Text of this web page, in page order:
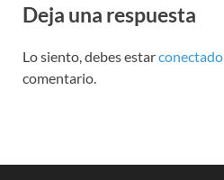
Deja una respuesta
Lo siento, debes estarconectado
comentario.